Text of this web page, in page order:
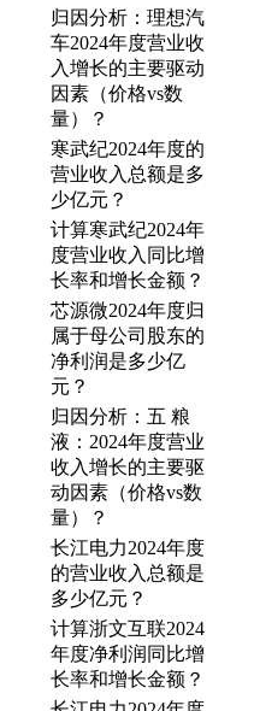
归因分析：理想汽
车2024年度营业收
入增长的主要驱动
因素（价格vs数
量）？
寒武纪2024年度的
营业收入总额是多
少亿元？
计算寒武纪2024年
度营业收入同比增
长率和增长金额？
芯源微2024年度归
属于母公司股东的
净利润是多少亿
元？
归因分析：五 粮
液：2024年度营业
收入增长的主要驱
动因素（价格vs数
量）？
长江电力2024年度
的营业收入总额是
多少亿元？
计算浙文互联2024
年度净利润同比增
长率和增长金额？